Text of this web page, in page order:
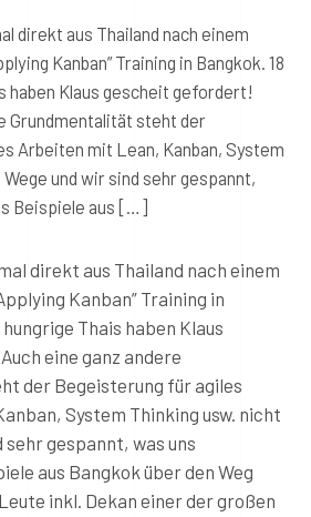
direkt aus Thailand nach einem
Kanban” Training in Bangkok. 18
haben Klaus gescheit gefordert!
Grundmentalität steht der
Arbeiten mit Lean, Kanban, System
und wir sind sehr gespannt,
Beispiele aus […]
direkt aus Thailand nach einem
Kanban” Training in
Thais haben Klaus
eine ganz andere
der Begeisterung für agiles
System Thinking usw. nicht
sehr gespannt, was uns
aus Bangkok über den Weg
inkl. Dekan einer der großen